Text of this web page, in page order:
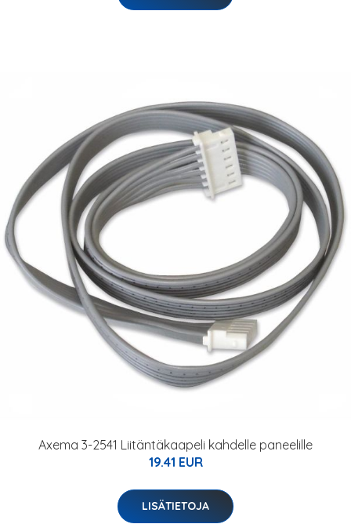
Axema 3-2541 Liitäntäkaapeli kahdelle paneelille
19.41 EUR
LISÄTIETOJA